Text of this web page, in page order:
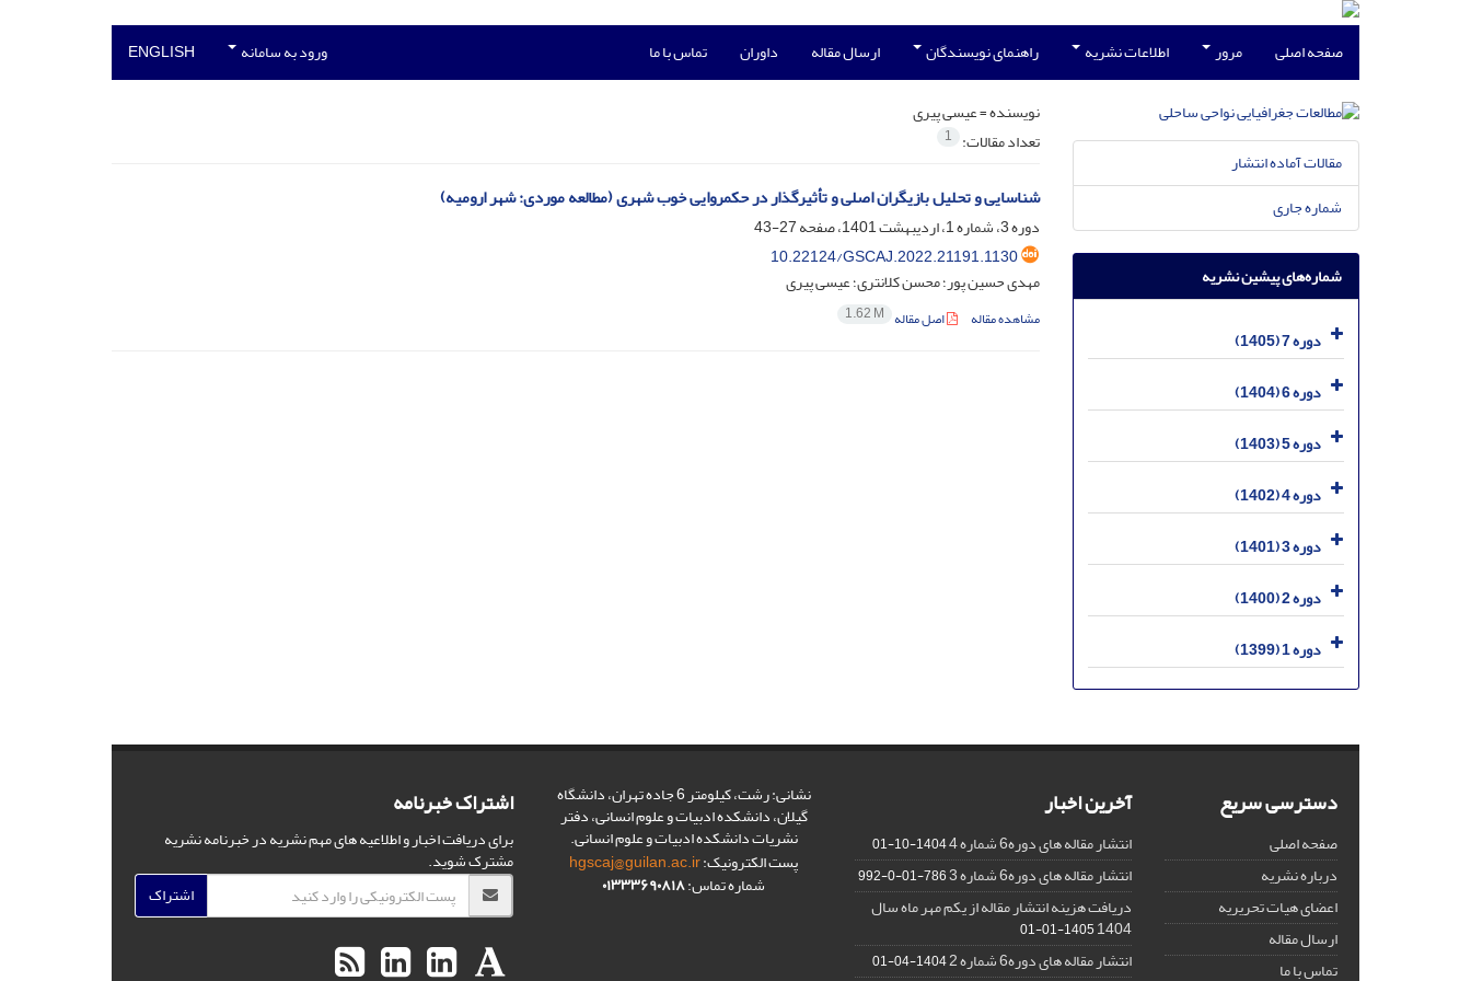
صفحه اصلی مرور اطلاعات نشریه راهنمای نویسندگان ارسال مقاله داوران تماس با ما ورود به سامانه ENGLISH
نویسنده =عیسی پیری
تعداد مقالات: 1
شناسایی و تحلیل بازیگران اصلی و تأثیرگذار در حکمروایی خوب شهری (مطالعه موردی: شهر ارومیه)
دوره 3، شماره 1، اردیبهشت 1401، صفحه
27-43
10.22124/GSCAJ.2022.21191.1130
مهدی حسین پور؛ محسن کلانتری؛ عیسی پیری
مشاهده مقاله اصل مقاله 1.62 M
مقالات آماده انتشار
شماره جاری
شماره‌های پیشین نشریه
دوره 7 (1405)
دوره 6 (1404)
دوره 5 (1403)
دوره 4 (1402)
دوره 3 (1401)
دوره 2 (1400)
دوره 1 (1399)
دسترسی سریع
صفحه اصلی
درباره نشریه
اعضای هیات تحریریه
ارسال مقاله
تماس با ما
آخرین اخبار
انتشار مقاله های دوره6 شماره 4 1404-10-01
انتشار مقاله های دوره6 شماره 3 786-01-0-992
دریافت هزینه انتشار مقاله از یکم مهر ماه سال
1404
1405-01-01
انتشار مقاله های دوره6 شماره 2 1404-04-01
نشانی: رشت، کیلومتر 6 جاده تهران، دانشگاه
گیلان، دانشکده ادبیات و علوم انسانی، دفتر
نشریات دانشکده ادبیات و علوم انسانی.
پست الکترونیک:hgscaj@guilan.ac.ir
شماره تماس:۰۱۳۳۳۶۹۰۸۱۸
اشتراک خبرنامه
برای دریافت اخبار و اطلاعیه های مهم نشریه در خبرنامه نشریه
مشترک شوید.
اشتراک